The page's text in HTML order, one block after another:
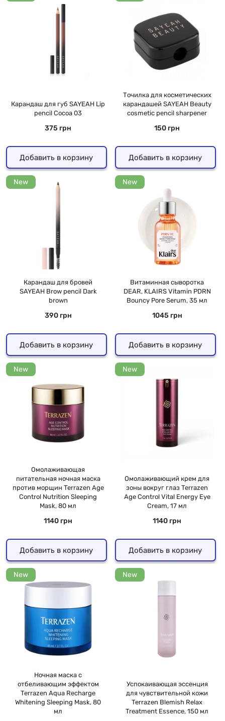
Карандаш для губ SAYEAH Lip
pencil Cocoa 03
375 грн
Добавить в корзину
Точилка для косметических
карандашей SAYEAH Beauty
cosmetic pencil sharpener
150 грн
Добавить в корзину
New
Карандаш для бровей
SAYEAH Brow pencil Dark
brown
390 грн
Добавить в корзину
New
Витаминная сыворотка
DEAR, KLAIRS Vitamin PDRN
Bouncy Pore Serum, 35 мл
1045 грн
Добавить в корзину
New
Омолаживающая
питательная ночная маска
против морщин Terrazen Age
Control Nutrition Sleeping
Mask, 80 мл
1140 грн
Добавить в корзину
New
Омолаживающий крем для
зоны вокруг глаз Terrazen
Age Control Vital Energy Eye
Cream, 17 мл
1140 грн
Добавить в корзину
New
Ночная маска с
отбеливающим эффектом
Terrazen Aqua Recharge
Whitening Sleeping Mask, 80
мл
New
Успокаивающая эссенция
для чувствительной кожи
Terrazen Blemish Relax
Treatment Essence, 150 мл